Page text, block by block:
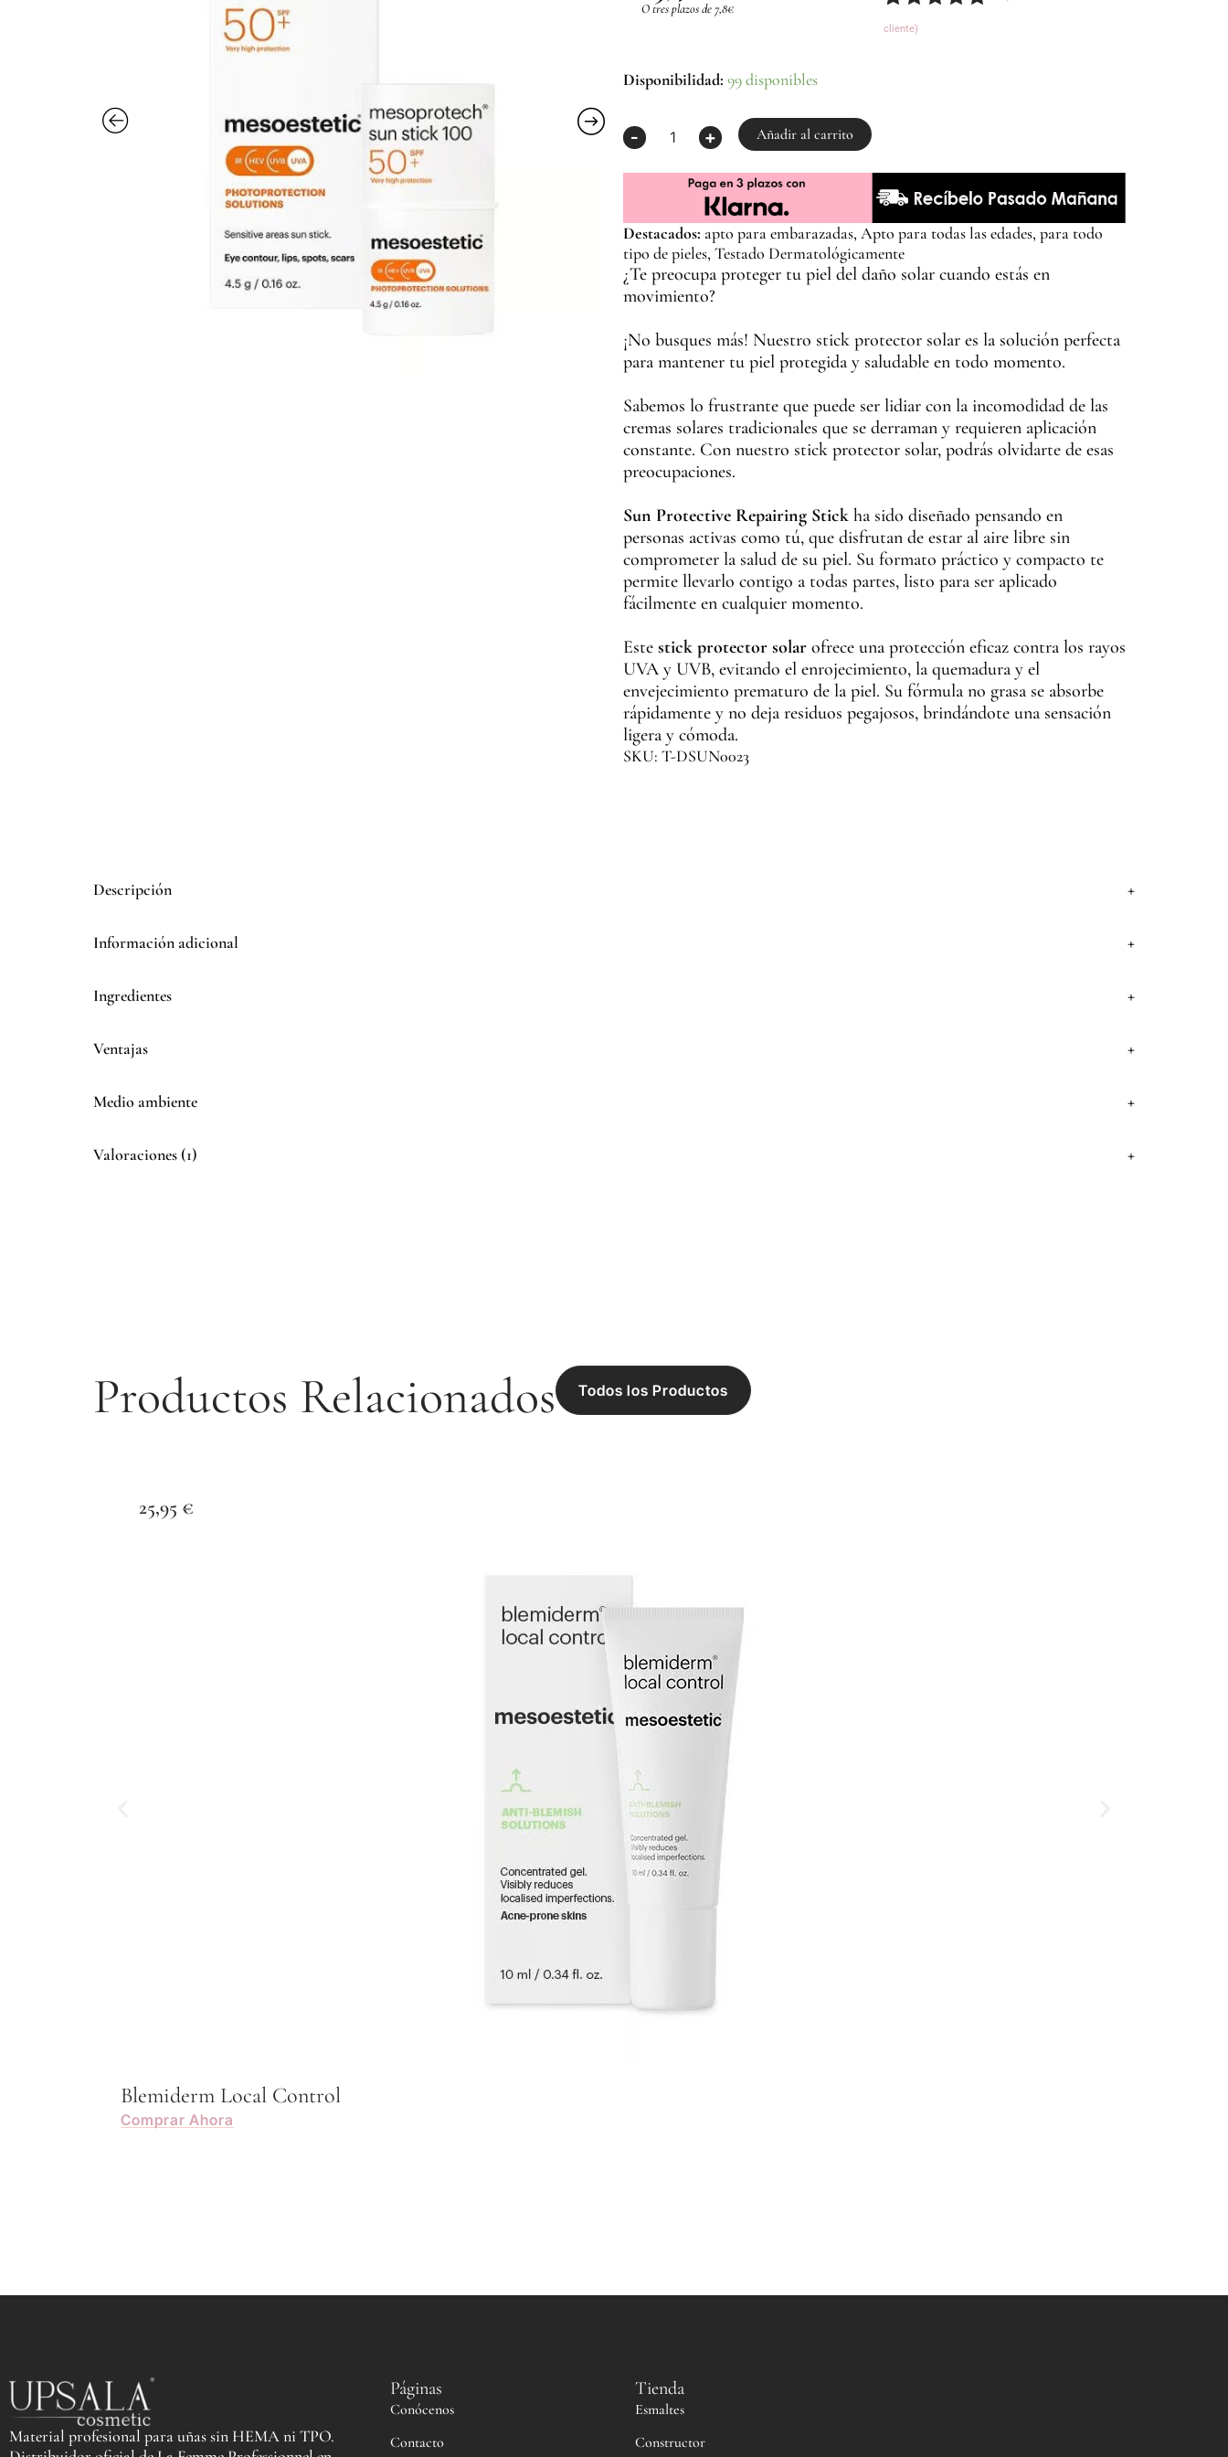
O tres plazos de 7,8€
Valorado
con
1
cliente)
Disponibilidad: 99 disponibles
-
Sun
Stick
cantidad
+ Añadir al carrito
Destacados: apto para embarazadas, Apto para todas las edades, para todo
tipo de pieles, Testado Dermatológicamente
¿Te preocupa proteger tu piel del daño solar cuando estás en
movimiento?
¡No busques más! Nuestro stick protector solar es la solución perfecta
para mantener tu piel protegida y saludable en todo momento.
Sabemos lo frustrante que puede ser lidiar con la incomodidad de las
cremas solares tradicionales que se derraman y requieren aplicación
constante. Con nuestro stick protector solar, podrás olvidarte de esas
preocupaciones.
Sun Protective Repairing Stick ha sido diseñado pensando en
personas activas como tú, que disfrutan de estar al aire libre sin
comprometer la salud de su piel. Su formato práctico y compacto te
permite llevarlo contigo a todas partes, listo para ser aplicado
fácilmente en cualquier momento.
Este stick protector solar ofrece una protección eficaz contra los rayos
UVA y UVB, evitando el enrojecimiento, la quemadura y el
envejecimiento prematuro de la piel. Su fórmula no grasa se absorbe
rápidamente y no deja residuos pegajosos, brindándote una sensación
ligera y cómoda.
SKU: T-DSUN0023
Descripción +
Información adicional +
Ingredientes +
Ventajas +
Medio ambiente +
Valoraciones (1) +
Productos Relacionados Todos los Productos
25,95 €
Blemiderm Local Control
Comprar Ahora
Material profesional para uñas sin HEMA ni TPO.
Páginas
Conócenos
Contacto
Tienda
Esmaltes
Constructor